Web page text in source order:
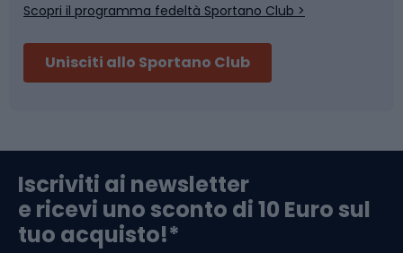
Abbigliamento da escursionismo
Componenti per biciclette
Arrampicata
Scopri il programma fedeltà Sportano Club >
Unisciti allo Sportano Club
Iscriviti ai newsletter
e ricevi uno sconto di 10 Euro sul
tuo acquisto!*